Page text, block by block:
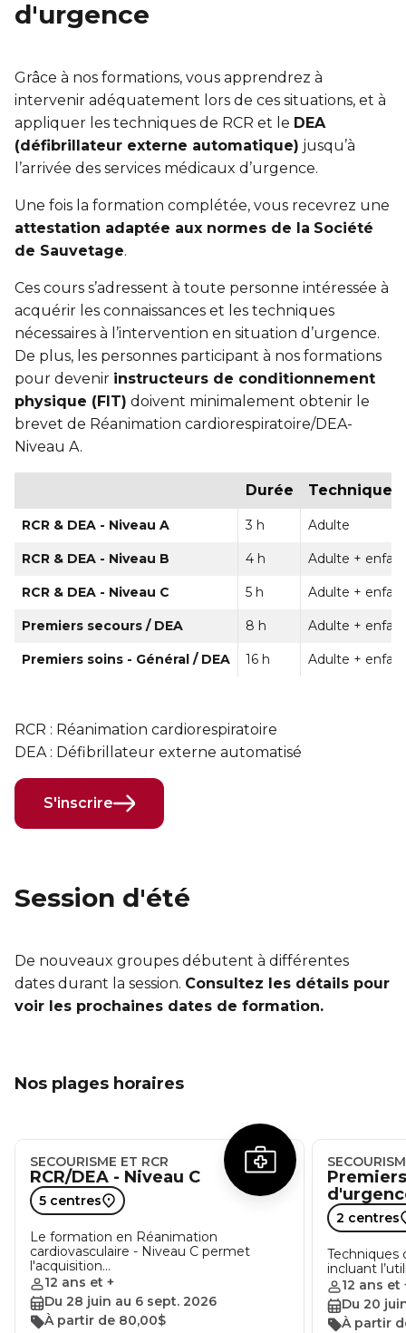
Entraînement privé
Sports pour enfants
Tennis Victoria (Québec)
Piscine
Cours de natation pour adultes
Cours d'aquaforme
Longueurs et bain libres
Sauvetage
FORFAITS FAMILLE, ÉCOLE ET ENTREPRISE
Transition primaire-secondaire
ENGAGEMENT ET LEADERSHIP
Leadership environnemental C-Vert
Café coop
Coop d'initiation à l'entrepreneuriat collectif
SPORTS
Cours de natation pour enfants
Sports pour enfants
ÉCHANGES CULTURELS
Zone accueil et découverte (ZAD)
ZONES JEUNESSE
Trouver une Zone jeunesse
En sortant de détention
HÉBERGEMENT TEMPORAIRE
Résidence YMCA Tupper
Résidence YMCA Port-Royal
d'urgence
Grâce à nos formations, vous apprendrez à
intervenir adéquatement lors de ces situations, et à
appliquer les techniques de RCR et le DEA
(défibrillateur externe automatique) jusqu’à
l’arrivée des services médicaux d’urgence.
Une fois la formation complétée, vous recevrez une
attestation adaptée aux normes de la Société
de Sauvetage.
Ces cours s’adressent à toute personne intéressée à
acquérir les connaissances et les techniques
nécessaires à l’intervention en situation d’urgence.
De plus, les personnes participant à nos formations
pour devenir instructeurs de conditionnement
physique (FIT) doivent minimalement obtenir le
brevet de Réanimation cardiorespiratoire/DEA-
Niveau A.
Durée Techniques
RCR & DEA - Niveau A 3 h Adulte
RCR & DEA - Niveau B 4 h Adulte + enfant
RCR & DEA - Niveau C 5 h Adulte +
Premiers secours / DEA 8 h Adulte +
Premiers soins - Général / DEA 16 h Adulte +
RCR : Réanimation cardiorespiratoire
DEA : Défibrillateur externe automatisé
S'inscrire
Session d'été
De nouveaux groupes débutent à différentes
dates durant la session. Consultez les détails pour
voir les prochaines dates de formation.
Nos plages horaires
SECOURISME ET RCR
RCR/DEA - Niveau C
5 centres
Le formation en Réanimation
cardiovasculaire - Niveau C permet
l'acquisition…
12 ans et +
Du 28 juin au 6 sept. 2026
À partir de 80,00$
2 centres
Techniques
incluant
12 ans et
Du 20
À partir